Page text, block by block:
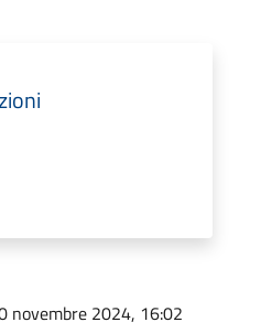
novembre 2024, 16:02